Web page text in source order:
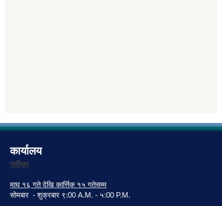
कार्यालय
गर्मीयाम
माघ १६ गते देखि कार्त्तिक १५ गतेसम्म
सोमबार - शुक्रबार ९:00 A.M. - ५:00 P.M.